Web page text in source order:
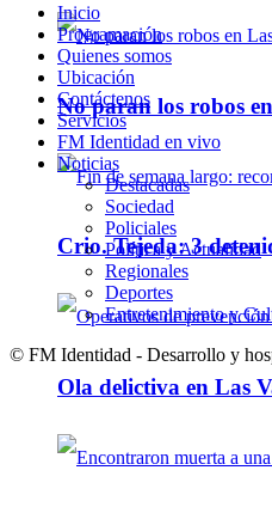
No paran los robos
Crio. Tejeda: 3
Ola delictiva en Las
Inicio
Programación
Quienes somos
Ubicación
Contáctenos
Servicios
FM Identidad en vivo
Noticias
Destacadas
Sociedad
Policiales
Política y Actualidad
Regionales
Deportes
Entretenimiento y
© FM Identidad - Desarrollo y